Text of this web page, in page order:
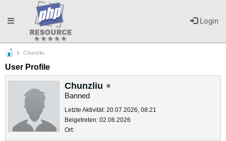
Login
Toggle
navigation
Chunzliu
User Profile
Chunzliu
Banned
Letzte Aktivität: 20.07.2026, 08:21
Beigetreten: 02.06.2026
Ort: